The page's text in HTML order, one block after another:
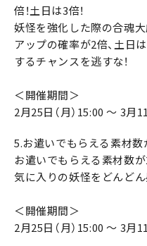
倍！土日は3倍！
妖怪を強化した際の合魂大
アップの確率が2倍、土日
するチャンスを逃すな！
＜開催期間＞
2月25日（月）15:00 ～ 3月
5.お遣いでもらえる素材数
お遣いでもらえる素材数
気に入りの妖怪をどんどん
＜開催期間＞
2月25日（月）15:00 ～ 3月